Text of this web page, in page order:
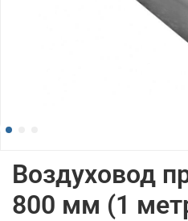
Воздуховод
800 мм (1